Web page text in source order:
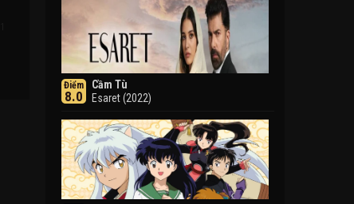
Điểm
8.0
Cầm Tù
Esaret (2022)